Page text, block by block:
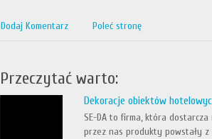
Dodaj Komentarz Poleć stronę
Przeczytać warto:
Dekoracje obiektów
SE-DA to firma, która
przez nas produkty powstały z